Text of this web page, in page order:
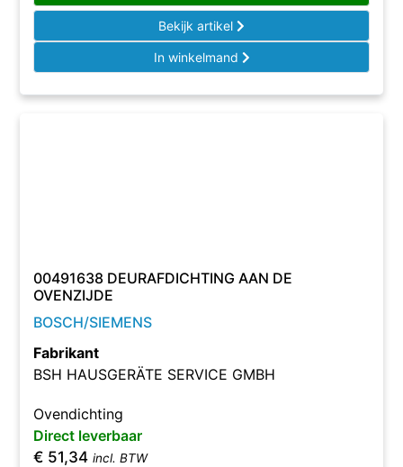
Bekijk artikel
In winkelmand
00491638 DEURAFDICHTING AAN DE
OVENZIJDE
BOSCH/SIEMENS
Fabrikant
BSH HAUSGERÄTE SERVICE GMBH
Ovendichting
Direct leverbaar
€ 51,34 incl. BTW